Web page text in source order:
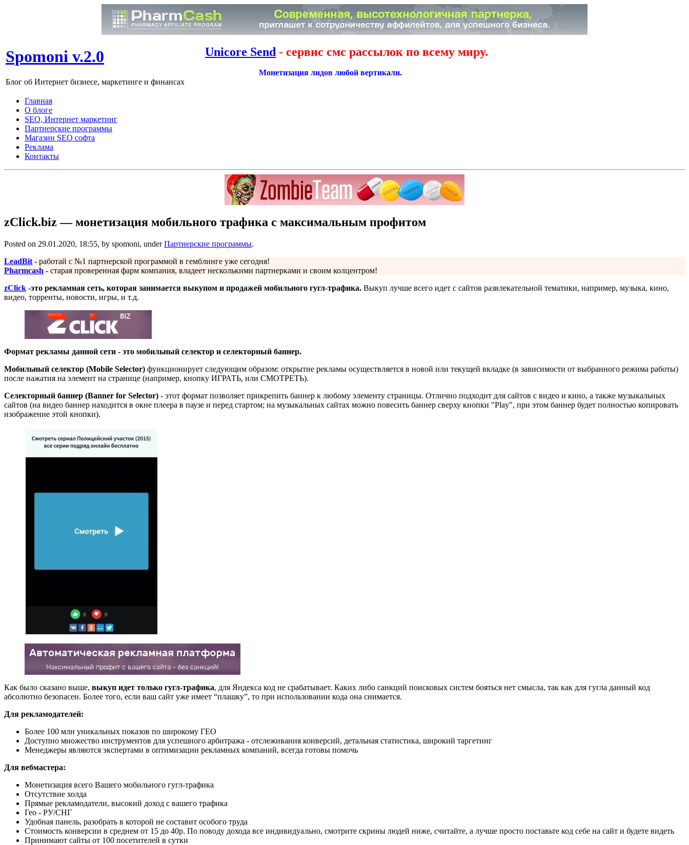
Spomoni v.2.0
Блог об Интернет бизнесе, маркетинге и финансах
Unicore Send - сервис смс рассылок по всему миру.
Монетизация лидов любой вертикали.
Главная
О блоге
SEO, Интернет маркетинг
Партнерские программы
Магазин SEO софта
Реклама
Контакты
zClick.biz — монетизация мобильного трафика с максимальным профитом
Posted on 29.01.2020, 18:55, by spomoni, underПартнерские программы.
LeadBit - работай с №1 партнерской программой в гемблинге уже сегодня!
Pharmcash - старая проверенная фарм компания, владеет несколькими партнерками и своим колцентром!
zClick -это рекламная сеть, которая занимается выкупом и продажей мобильного гугл-трафика. Выкуп лучше всего идет с сайтов развлекательной тематики, например, музыка, кино,
видео, торренты, новости, игры, и т.д.
Формат рекламы данной сети - это мобильный селектор и селекторный баннер.
Мобильный селектор (Mobile Selector) функционирует следующим образом: открытие рекламы осуществляется в новой или текущей вкладке (в зависимости от выбранного режима работы)
после нажатия на элемент на странице (например, кнопку ИГРАТЬ, или СМОТРЕТЬ).
Селекторный баннер (Banner for Selector) - этот формат позволяет прикрепить баннер к любому элементу страницы. Отлично подходит для сайтов с видео и кино, а также музыкальных
сайтов (на видео баннер находится в окне плеера в паузе и перед стартом; на музыкальных сайтах можно повесить баннер сверху кнопки "Play", при этом баннер будет полностью копировать
изображение этой кнопки).
Как было сказано выше, выкуп идет только гугл-трафика, для Яндекса код не срабатывает. Каких либо санкций поисковых систем бояться нет смысла, так как для гугла данный код
абсолютно безопасен. Более того, если ваш сайт уже имеет “плашку”, то при использовании кода она снимается.
Для рекламодателей:
Более 100 млн уникальных показов по широкому ГЕО
Доступно множество инструментов для успешного арбитража - отслеживания конверсий, детальная статистика, широкий таргетинг
Менеджеры являются экспертами в оптимизации рекламных компаний, всегда готовы помочь
Для вебмастера:
Монетизация всего Вашего мобильного гугл-трафика
Отсутствие холда
Прямые рекламодатели, высокий доход с вашего трафика
Гео - РУ/СНГ
Удобная панель, разобрать в которой не составит особого труда
Стоимость конверсии в среднем от 15 до 40р. По поводу дохода все индивидуально, смотрите скрины людей ниже, считайте, а лучше просто поставьте код себе на сайт и будете видеть
Принимают сайты от 100 посетителей в сутки